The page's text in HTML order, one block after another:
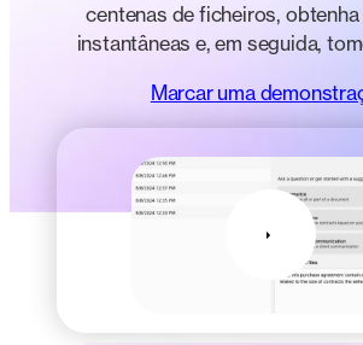
centenas de ficheiros,
instantâneas e, em seguida,
Marcar uma